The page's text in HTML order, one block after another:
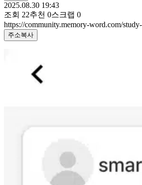
2025.08.30 19:43
조회 22추천 0스크랩 0
https://community.memory-word.com/
주소복사